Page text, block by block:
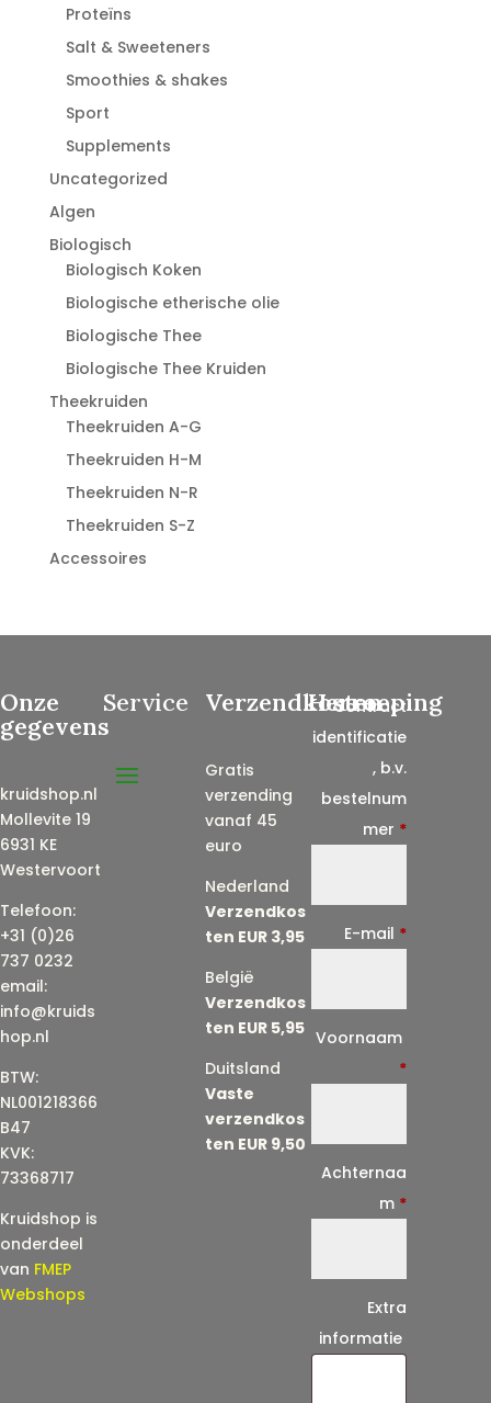
Proteïns
Salt & Sweeteners
Smoothies & shakes
Sport
Supplements
Uncategorized
Algen
Biologisch
Biologisch Koken
Biologische etherische olie
Biologische Thee
Biologische Thee Kruiden
Theekruiden
Theekruiden A-G
Theekruiden H-M
Theekruiden N-R
Theekruiden S-Z
Accessoires
Onze
gegevens
kruidshop.nl
Mollevite 19
6931 KE
Westervoort
Telefoon:
+31 (0)26
737 0232
email:
info@kruids
hop.nl
BTW:
NL001218366
B47
KVK:
73368717
Kruidshop is
onderdeel
van FMEP
Webshops
Service Verzendkosten
Gratis
verzending
vanaf 45
euro
Nederland
Verzendkos
ten EUR 3,95
België
Verzendkos
ten EUR 5,95
Duitsland
Vaste
verzendkos
ten EUR 9,50
Herroeping
Contract
identificatie
, b.v.
bestelnum
mer *
E-mail *
Voornaam
*
Achternaa
m *
Extra
informatie